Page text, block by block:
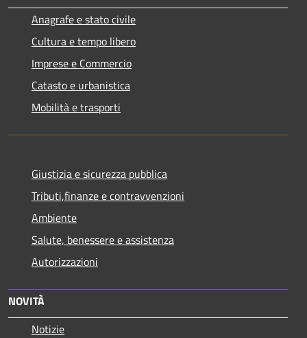
Anagrafe e stato civile
Cultura e tempo libero
Imprese e Commercio
Catasto e urbanistica
Mobilità e trasporti
Giustizia e sicurezza pubblica
Tributi,finanze e contravvenzioni
Ambiente
Salute, benessere e assistenza
Autorizzazioni
NOVITÀ
Notizie